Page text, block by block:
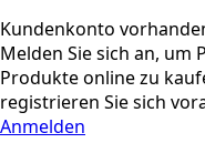
Kundenkonto
Melden Sie sich an, um
Produkte online zu
registrieren Sie sich
Anmelden